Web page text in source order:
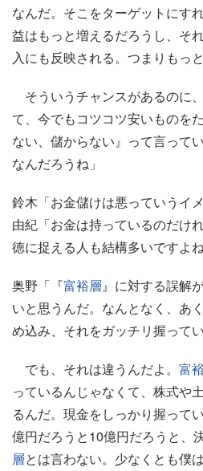
なんだ。そこをターゲットにす
益はもっと増えるだろうし、そ
入にも反映される。つまりもっ
そういうチャンスがあるのに
て、今でもコツコツ安いものを
ない、儲からない』って言って
なんだろうね」
鈴木「お金儲けは悪っていうイ
由紀「お金は持っているのだけ
徳に捉える人も結構多いですよね
奥野「『富裕層』に対する誤解
いと思うんだ。なんとなく、あ
め込み、それをガッチリ握って
でも、それは違うんだよ。 富
っているんじゃなくて、株式や
るんだ。現金をしっかり握って
億円だろうと10億円だろうと、
層とは言わない。少なくとも僕